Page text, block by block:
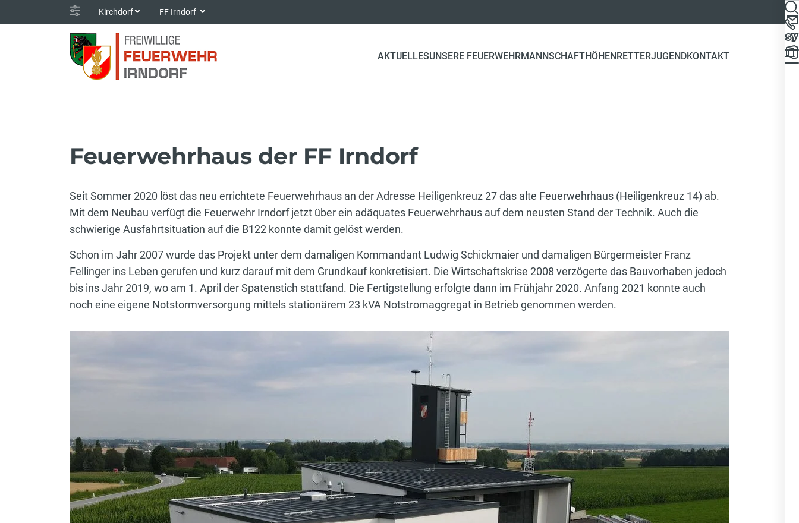
Kirchdorf FF Irndorf
AKTUELLESUNSERE FEUERWEHRMANNSCHAFTHÖHENRETTERJUGENDKONTAKT
Feuerwehrhaus der FF Irndorf
Seit Sommer 2020 löst das neu errichtete Feuerwehrhaus an der Adresse Heiligenkreuz 27 das alte Feuerwehrhaus (Heiligenkreuz 14) ab.
Mit dem Neubau verfügt die Feuerwehr Irndorf jetzt über ein adäquates Feuerwehrhaus auf dem neusten Stand der Technik. Auch die
schwierige Ausfahrtsituation auf die B122 konnte damit gelöst werden.
Schon im Jahr 2007 wurde das Projekt unter dem damaligen Kommandant Ludwig Schickmaier und damaligen Bürgermeister Franz
Fellinger ins Leben gerufen und kurz darauf mit dem Grundkauf konkretisiert. Die Wirtschaftskrise 2008 verzögerte das Bauvorhaben jedoch
bis ins Jahr 2019, wo am 1. April der Spatenstich stattfand. Die Fertigstellung erfolgte dann im Frühjahr 2020. Anfang 2021 konnte auch
noch eine eigene Notstormversorgung mittels stationärem 23 kVA Notstromaggregat in Betrieb genommen werden.